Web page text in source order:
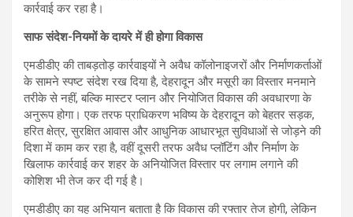
कार्रवाई कर रहा है।
साफ संदेश-नियमों के दायरे में ही होगा विकास
एमडीडीए की ताबड़तोड़ कार्रवाइयों ने अवैध कॉलोनाइजरों और निर्माणकर्ताओं
के सामने स्पष्ट संदेश रख दिया है, देहरादून और मसूरी का विस्तार मनमाने
तरीके से नहीं, बल्कि मास्टर प्लान और नियोजित विकास की अवधारणा के
अनुरूप होगा। एक तरफ प्राधिकरण भविष्य के देहरादून को बेहतर सड़क,
हरित क्षेत्र, सुरक्षित आवास और आधुनिक आधारभूत सुविधाओं से जोड़ने की
दिशा में काम कर रहा है, वहीं दूसरी तरफ अवैध प्लॉटिंग और निर्माण के
खिलाफ कार्रवाई कर शहर के अनियोजित विस्तार पर लगाम लगाने की
कोशिश भी तेज कर दी गई है।
एमडीडीए का यह अभियान बताता है कि विकास की रफ्तार तेज होगी, लेकिन